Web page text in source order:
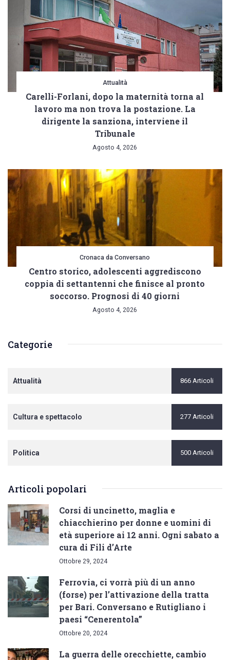
Attualità
Carelli-Forlani, dopo la maternità torna al
lavoro ma non trova la postazione. La
dirigente la sanziona, interviene il
Tribunale
Agosto 4, 2026
Cronaca da Conversano
Centro storico, adolescenti aggrediscono
coppia di settantenni che finisce al pronto
soccorso. Prognosi di 40 giorni
Agosto 4, 2026
Categorie
Attualità 866 Articoli
Cultura e spettacolo 277 Articoli
Politica 500 Articoli
Articoli popolari
Corsi di uncinetto, maglia e
chiacchierino per donne e uomini di
età superiore ai 12 anni. Ogni sabato a
cura di Fili d’Arte
Ottobre 29, 2024
Ferrovia, ci vorrà più di un anno
(forse) per l’attivazione della tratta
per Bari. Conversano e Rutigliano i
paesi “Cenerentola”
Ottobre 20, 2024
La guerra delle orecchiette, cambio